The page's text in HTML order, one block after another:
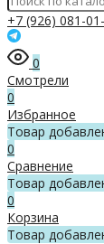
+7 (926) 081-
0
Смотрели
0
Избранное
Товар
0
Сравнение
Товар
0
Корзина
Товар